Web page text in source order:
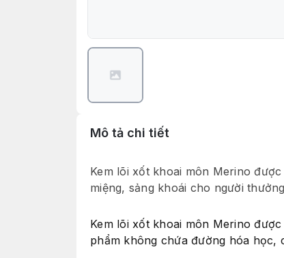
Mô tả chi tiết
Kem lõi xốt khoai môn Merino
miệng, sảng khoái cho người
Kem lõi xốt khoai môn Merino
phẩm không chứa đường hóa học,